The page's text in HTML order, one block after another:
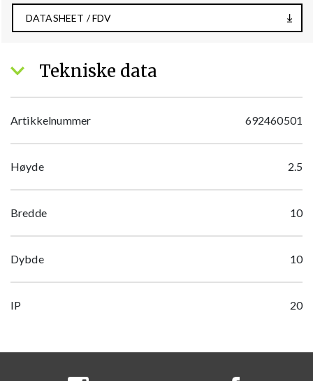
DATASHEET / FDV
Tekniske data
Artikkelnummer 692460501
Høyde 2.5
Bredde 10
Dybde 10
IP 20